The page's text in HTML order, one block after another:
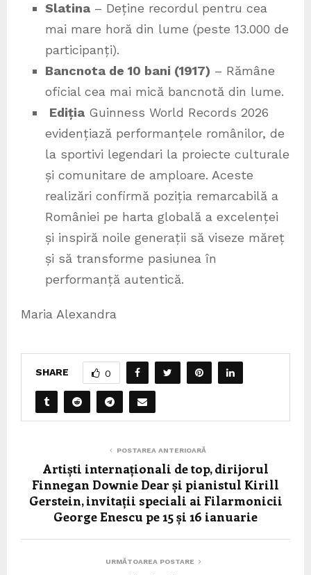
Slatina – Deține recordul pentru cea
mai mare horă din lume (peste 13.000 de
participanți).
Bancnota de 10 bani (1917) – Rămâne
oficial cea mai mică bancnotă din lume.
Ediția Guinness World Records 2026
evidențiază performanțele românilor, de
la sportivi legendari la proiecte culturale
și comunitare de amploare. Aceste
realizări confirmă poziția remarcabilă a
României pe harta globală a excelenței
și inspiră noile generații să viseze măreț
și să transforme pasiunea în
performanță autentică.
Maria Alexandra
SHARE 0
POSTAREA ANTERIOARĂ
Artiști internaționali de top, dirijorul
Finnegan Downie Dear și pianistul Kirill
Gerstein, invitații speciali ai Filarmonicii
George Enescu pe 15 și 16 ianuarie
URMĂTOAREA POSTARE